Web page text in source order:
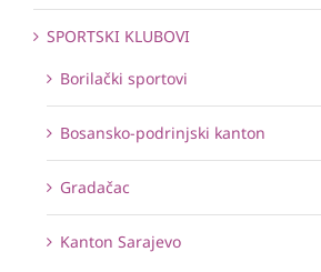
SPORTSKI KLUBOVI
Borilački sportovi
Bosansko-podrinjski kanton
Gradačac
Kanton Sarajevo